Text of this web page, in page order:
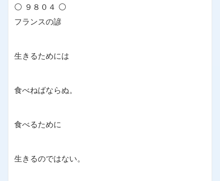
⚪ ９８０４ ⚪
フランスの諺
生きるためには
食べねばならぬ。
食べるために
生きるのではない。